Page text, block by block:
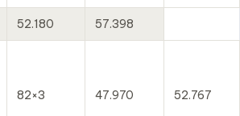
52.180 57.398
82×3 47.970 52.767